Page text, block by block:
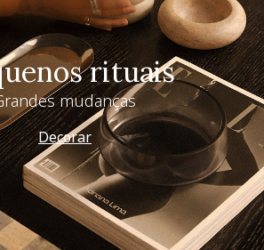
rituais
mudanças
Decorar